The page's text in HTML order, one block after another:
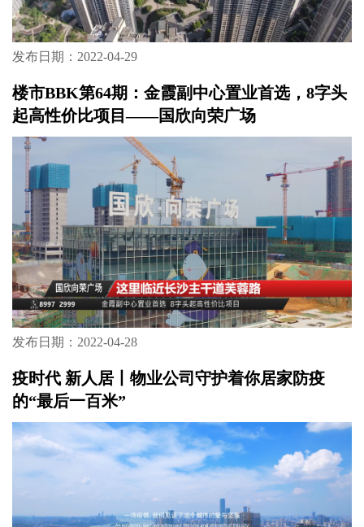
发布日期：2022-04-29
楼市BBK第64期：金霞副中心置业首选，8字头
起高性价比项目——国欣向荣广场
发布日期：2022-04-28
疫时代 新人居丨物业公司守护着你居家防疫
的“最后一百米”